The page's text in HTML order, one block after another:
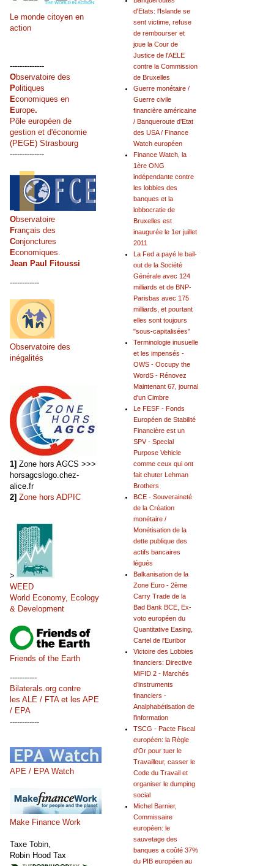
d'Etats: l'Islande se
sent victime, refuse
de rembourser et
joue la Cour de
Justice de l'AELE
contre la Commission
de Bruxelles
Guerre monétaire /
Guerre civile
financière américaine
/ Banqueroute d'Etat
des USA / Finance
Watch européen
Finance Watch, la
1ère ONG
indépendante contre
les lobbies des
banques et la
lobbocratie de
Bruxelles est
inaugurée le 1er juillet
2011
La Fed a payé le bail-
out de la Société
Générale avec 124
milliards et de BNP-
Parisbas avec 175
milliards, et pourtant
elles sont toujours
"sous-capitalisées"
Terminologie inusuelle
et les impensés -
OWS - Occupy the
WordS - Rénovez
Maintenant 67, journal
d'un Cimbre
Le FESF - Fonds
Européen de Stabilité
Financière est un
SPV - Special
Purpose Vehicle
comme ceux qui ont
fait chuter Lehman
Brothers
BCE - Souveraineté
de la Création
monétaire /
Monétisation de la
dette publique des
actifs bancaires
légués
Balkanisation de la
Zone Euro - 2ème
Carry Trade de la
Bad Bank BCE, Ex-
voto européen du
Quantitative Easing,
Cartel de l'Euribor
Victoire des Lobbies
financiers: Directive
MiFID 2 - Marchés
d’instruments
financiers -
Analphabétisation de
l'information
TSCG - Pacte Fiscal
européen: la Règle
d'Or pour tuer le
Travailleur, casser le
Code du Travail et
organiser le dumping
social
Michel Barnier,
Commissaire
européen: le
sauvetage des
banques a coûté 37%
du PIB européen au
Le monde citoyen en
action
--------------
Observatoire des
Politiques
Economiques en
Europe.
Pôle européen de
gestion et d'économie
(PEGE) Strasbourg
--------------
Observatoire
Français des
Conjonctures
Economiques.
Jean Paul Fitoussi
------------
Observatoire des
inégalités
1] Zone hors AGCS >>>
horsagcslogo.chez-
alice.fr
2] Zone hors ADPIC
>
WEED
World Economy, Ecology
& Development
Friends of the Earth
-----------
Bilaterals.org contre
les ALE / FTA et les APE
/ EPA
------------
APE / EPA Watch
Make Finance Work
Taxe Tobin,
Robin Hood Tax